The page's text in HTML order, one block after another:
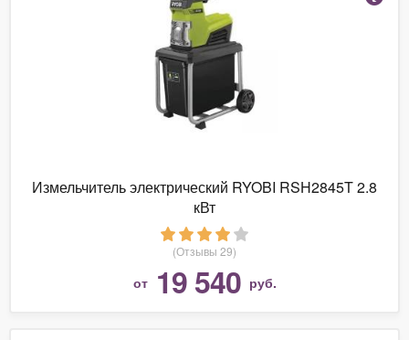
Измельчитель электрический RYOBI RSH2845T 2.8
кВт
(Отзывы 29)
от 19 540 руб.